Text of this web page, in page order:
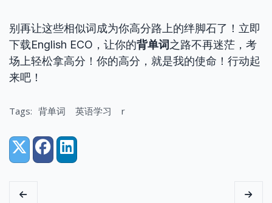
别再让这些相似词成为你高分路上的绊脚石了！立即
下载English ECO，让你的背单词 之路不再迷茫，考
场上轻松拿高分！你的高分，就是我的使命！行动起
来吧！
Tags: 背单词 英语学习 r
Share:
X (Twitter)
FacebookLinkedIn